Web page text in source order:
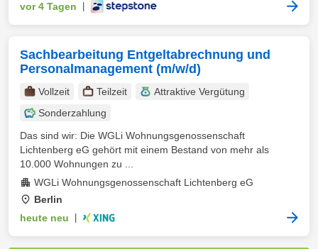
vor 4 Tagen
Sachbearbeitung Entgeltabrechnung und
Personalmanagement (m/w/d)
Vollzeit Teilzeit
Attraktive Vergütung
Sonderzahlung
Das sind wir: Die WGLi Wohnungsgenossenschaft
Lichtenberg eG gehört mit einem Bestand von mehr als
10.000 Wohnungen zu ...
WGLi Wohnungsgenossenschaft Lichtenberg eG
Berlin
heute neu